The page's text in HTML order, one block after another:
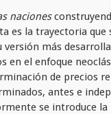
naciones
es la trayectoria que
más
en el enfoque
de precios
antes e
se introduce